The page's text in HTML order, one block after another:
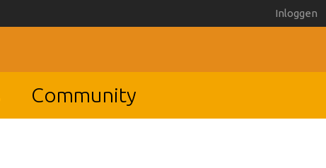
Inloggen
Community